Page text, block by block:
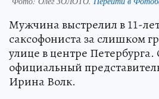
Мужчина выстрелил в 11-
саксофониста за слишком
улице в центре
официальный
Ирина Волк.